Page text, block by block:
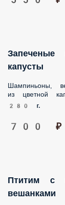
капусты
цветной
280 г.
вешанками